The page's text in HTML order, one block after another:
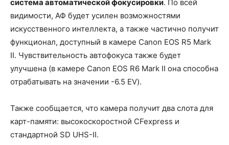
система автоматической фокусировки. По всей
видимости, АФ будет усилен возможностями
искусственного интеллекта, а также частично получит
функционал, доступный в камере Canon EOS R5 Mark
II. Чувствительность автофокуса также будет
улучшена (в камере Canon EOS R6 Mark II она способна
отрабатывать на значении -6.5 EV).
Также сообщается, что камера получит два слота для
карт-памяти: высокоскоростной CFexpress и
стандартной SD UHS-II.